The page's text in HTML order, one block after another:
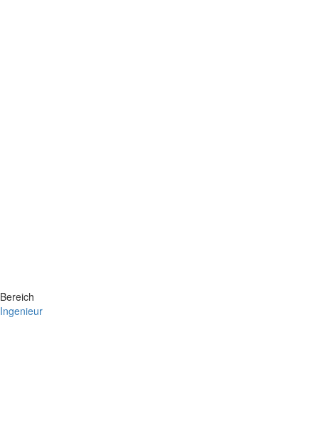
Bereich
Ingenieur